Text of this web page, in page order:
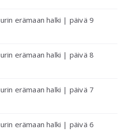
erämaan halki | päivä 9
erämaan halki | päivä 8
erämaan halki | päivä 7
erämaan halki | päivä 6